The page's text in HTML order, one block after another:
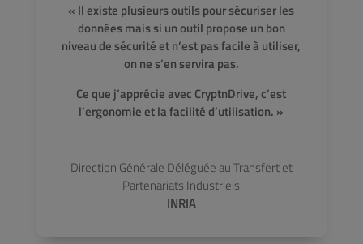
« Il existe plusieurs outils pour sécuriser les
données mais si un outil propose un bon
niveau de sécurité et n’est pas facile à utiliser,
on ne s’en servira pas.
Ce que j’apprécie avec CryptnDrive, c’est
l’ergonomie et la facilité d’utilisation. »
Direction Générale Déléguée au Transfert et
Partenariats Industriels
INRIA